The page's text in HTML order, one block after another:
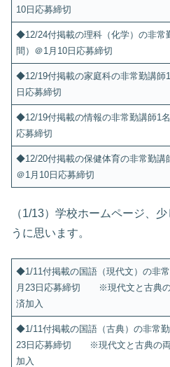
10日応募締切
◆12/24付掲載の理科（化学）の非常
間）＠1月10日応募締切
◆12/19付掲載の家庭科の非常勤講師
日応募締切
◆12/19付掲載の情報の非常勤講師1
応募締切
◆12/20付掲載の保健体育の非常勤講
＠1月10日応募締切
（1/13）学校ホームページ、
うに思います。
◆1/11付掲載の国語（現代文）の非
月23日応募締切 ※現代文と古典の
済加入
◆1/11付掲載の国語（古典）の非常
23日応募締切 ※現代文と古典の両
加入